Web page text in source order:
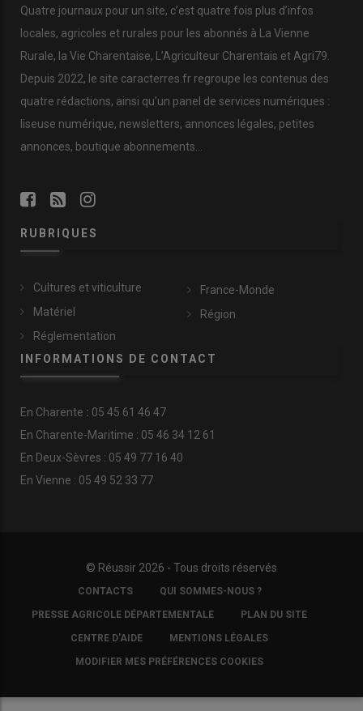
Quatre journaux pour un site, c’est quatre fois plus d’infos
locales, agricoles et rurales pour les abonnés à La Vienne
Rurale, la Vie Charentaise, L’Agriculteur Charentais et Agri79.
Depuis 2022, le site caracterres.fr regroupe les contenus des
quatre rédactions, ainsi qu’un panel de services numériques :
liseuse numérique, newsletters, annonces légales, petites
annonces, boutique abonnements…
RUBRIQUES
Cultures et viticulture
Matériel
Réglementation
France-Monde
Région
INFORMATIONS DE CONTACT
En Charente : 05 45 61 46 47
En Charente-Maritime : 05 46 34 12 61
En Deux-Sèvres : 05 49 77 16 40
En Vienne : 05 49 52 33 77
© Réussir 2026 - Tous droits réservés
COPYRIGHTCONTACTS QUI SOMMES-NOUS ?
PRESSE AGRICOLE DÉPARTEMENTALE PLAN DU SITE
CENTRE D'AIDE MENTIONS LÉGALES
MODIFIER MES PRÉFÉRENCES COOKIES